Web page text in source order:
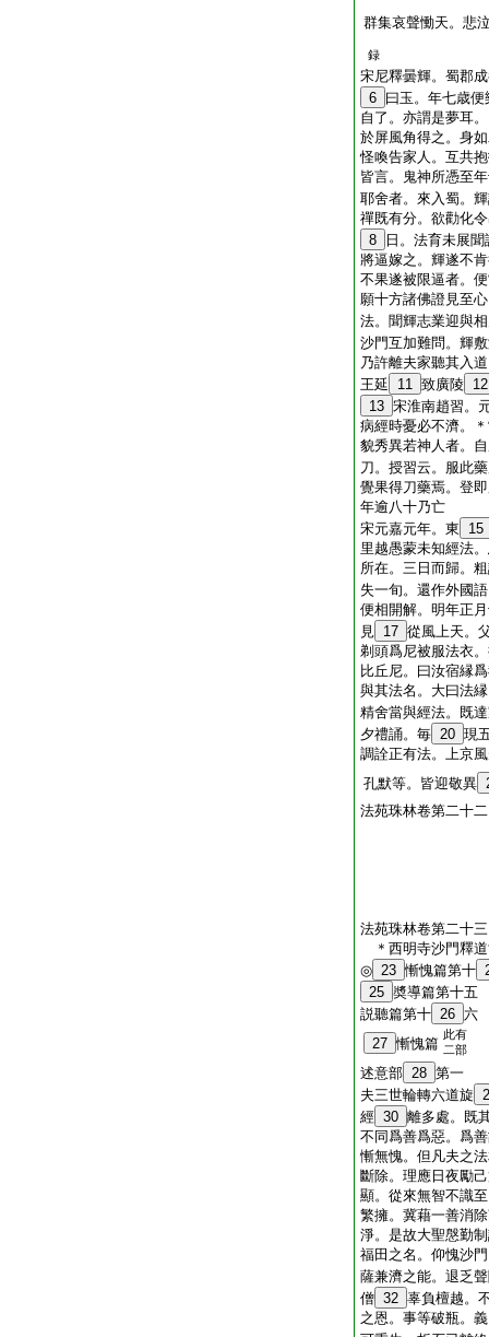
群集哀聲慟天。悲
録
宋尼釋曇輝。蜀郡
6 曰玉。年七歳
自了。亦謂是夢耳
於屏風角得之。身
怪喚告家人。互共
皆言。鬼神所憑至
耶舍者。來入蜀。
禪既有分。欲勸化
8
日。法育未展
將逼嫁之。輝遂不
不果遂被限逼者。
願十方諸佛證見至
法。聞輝志業迎與
沙門互加難問。輝
乃許離夫家聽其入
王延
11 致廣陵 12
13 宋淮南趙習。
病經時憂必不濟。
貌秀異若神人者。
刀。授習云。服此
覺果得刀藥焉。登
年逾八十乃亡
宋元嘉元年。東
15
里越愚蒙未知經法
所在。三日而歸。
失一旬。還作外國
便相開解。明年正
見 17 從風上天。
剃頭爲尼被服法衣
比丘尼。曰汝宿縁
與其法名。大曰法
精舍當與經法。既
夕禮誦。毎 20 現
調詮正有法。上京
孔默等。皆迎敬異
法苑珠林卷第二十二
法苑珠林卷第二十三
＊西明寺沙門釋
◎ 23 慚愧篇第十
25 奬導篇第十五
説聽篇第十 26 六
27 慚愧篇
此有
二部
述意部 28 第一
夫三世輪轉六道旋
經 30 離多處。既
不同爲善爲惡。爲
慚無愧。但凡夫之
斷除。理應日夜勵
顯。從來無智不識
繁擁。冀藉一善消
淨。是故大聖慇勤
福田之名。仰愧沙
薩兼濟之能。退乏
僧 32 辜負檀越。
之恩。事等破瓶。